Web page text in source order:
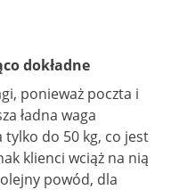
dokładne
ponieważ poczta i
ładna waga
tylko do 50 kg, co jest
klienci wciąż na nią
powód, dla